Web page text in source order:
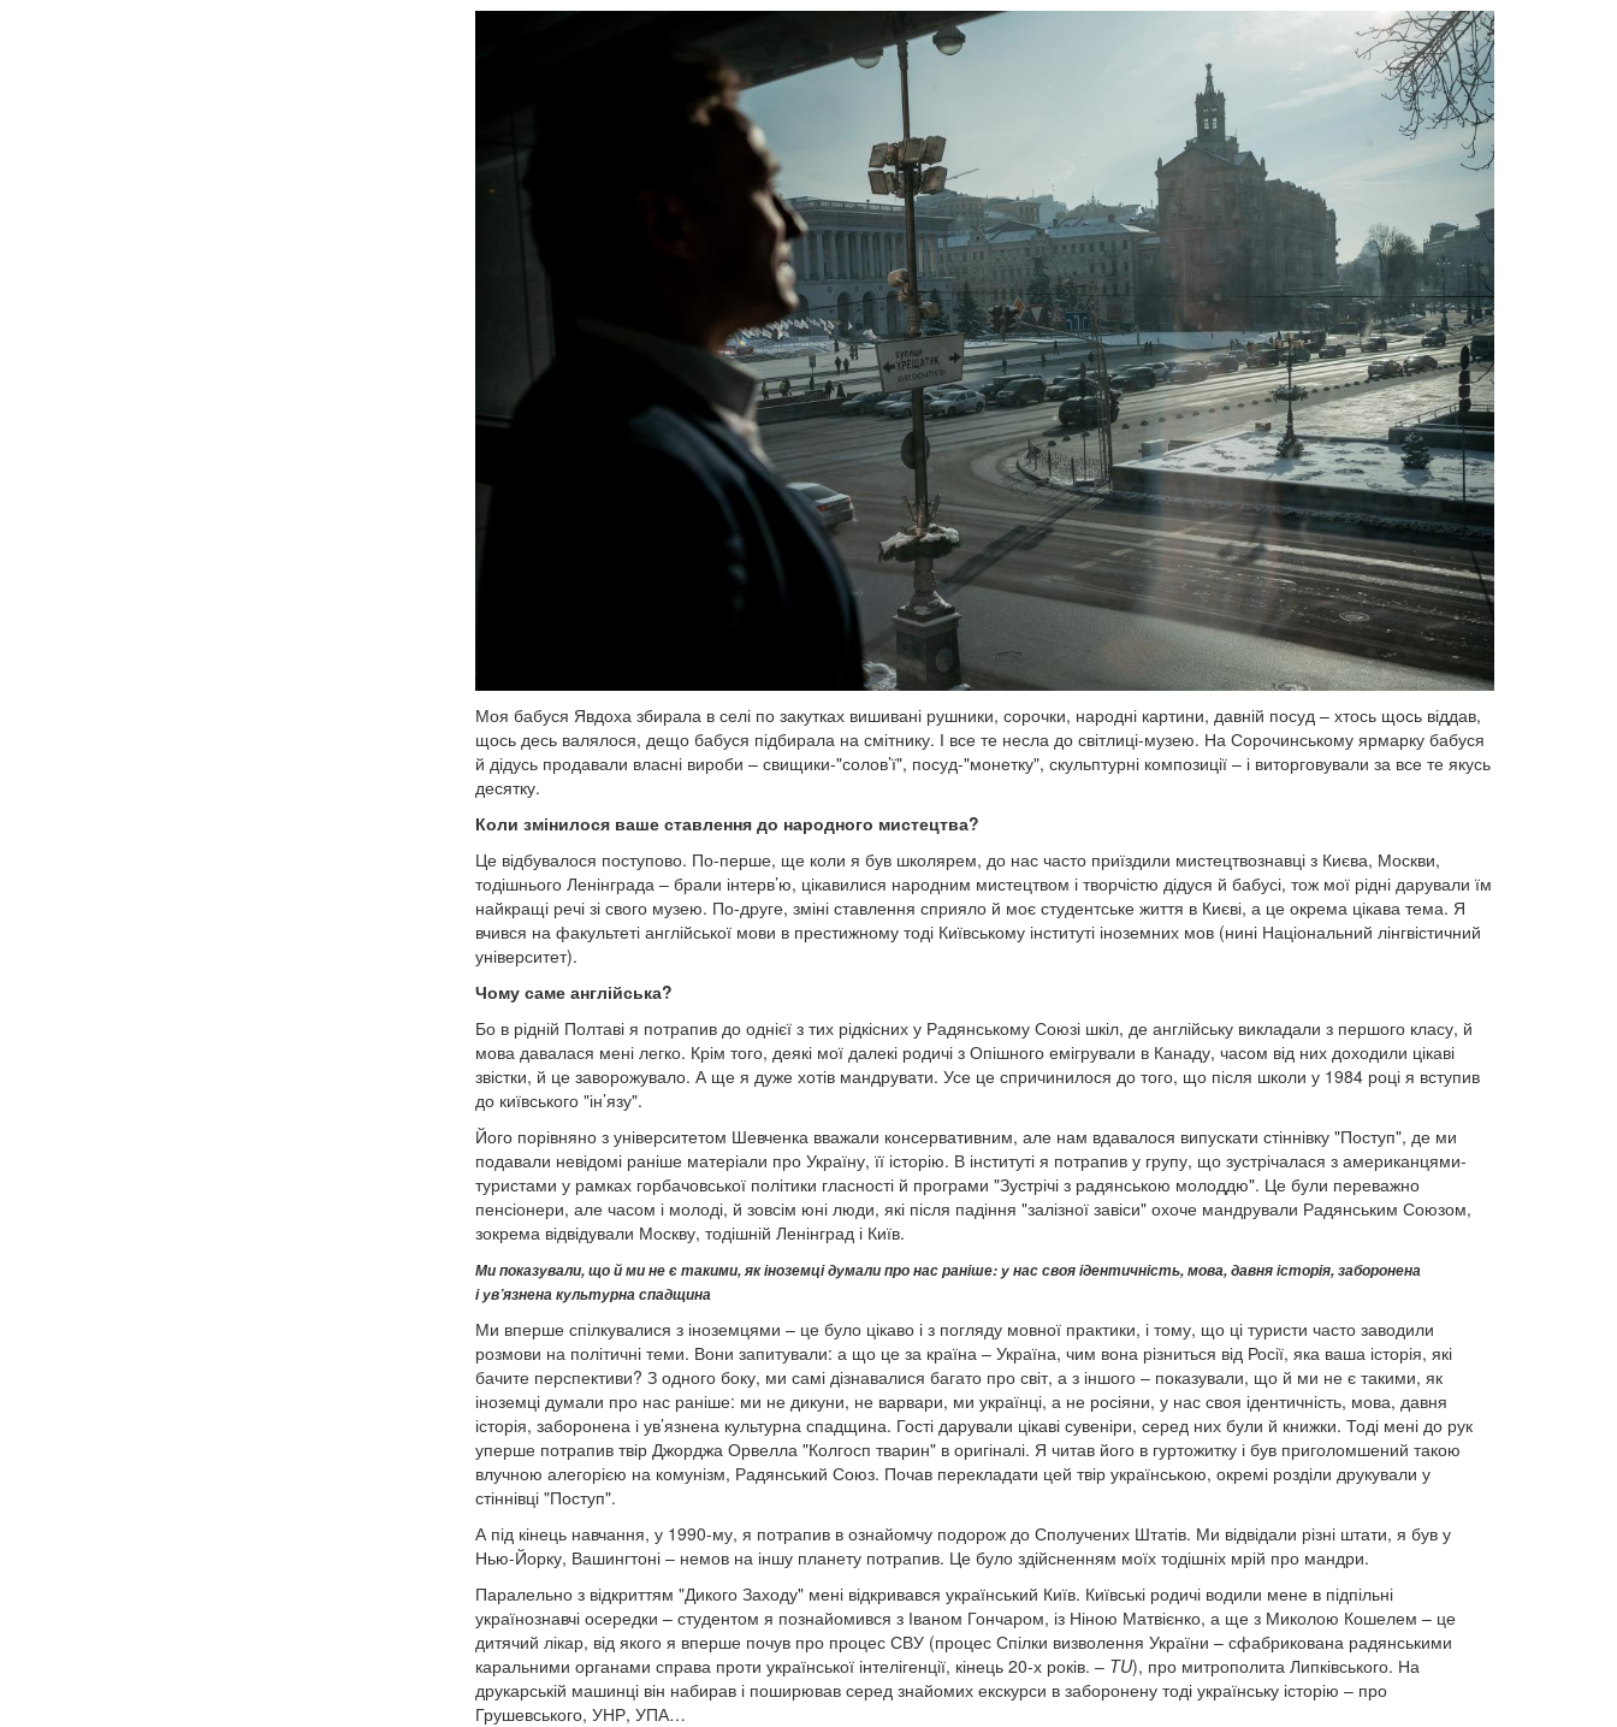
Моя бабуся Явдоха збирала в селі по закутках вишивані рушники, сорочки, народні картини, давній посуд – хтось щось віддав,
щось десь валялося, дещо бабуся підбирала на смітнику. І все те несла до світлиці-музею. На Сорочинському ярмарку бабуся
й дідусь продавали власні вироби – свищики-"солов’ї", посуд-"монетку", скульптурні композиції – і виторговували за все те якусь
десятку.
Коли змінилося ваше ставлення до народного мистецтва?
Це відбувалося поступово. По-перше, ще коли я був школярем, до нас часто приїздили мистецтвознавці з Києва, Москви,
тодішнього Ленінграда – брали інтерв’ю, цікавилися народним мистецтвом і творчістю дідуся й бабусі, тож мої рідні дарували їм
найкращі речі зі свого музею. По-друге, зміні ставлення сприяло й моє студентське життя в Києві, а це окрема цікава тема. Я
вчився на факультеті англійської мови в престижному тоді Київському інституті іноземних мов (нині Національний лінгвістичний
університет).
Чому саме англійська?
Бо в рідній Полтаві я потрапив до однієї з тих рідкісних у Радянському Союзі шкіл, де англійську викладали з першого класу, й
мова давалася мені легко. Крім того, деякі мої далекі родичі з Опішного емігрували в Канаду, часом від них доходили цікаві
звістки, й це заворожувало. А ще я дуже хотів мандрувати. Усе це спричинилося до того, що після школи у 1984 році я вступив
до київського "ін’язу".
Його порівняно з університетом Шевченка вважали консервативним, але нам вдавалося випускати стіннівку "Поступ", де ми
подавали невідомі раніше матеріали про Україну, її історію. В інституті я потрапив у групу, що зустрічалася з американцями-
туристами у рамках горбачовської політики гласності й програми "Зустрічі з радянською молоддю". Це були переважно
пенсіонери, але часом і молоді, й зовсім юні люди, які після падіння "залізної завіси" охоче мандрували Радянським Союзом,
зокрема відвідували Москву, тодішній Ленінград і Київ.
Ми показували, що й ми не є такими, як іноземці думали про нас раніше: у нас своя ідентичність, мова, давня історія, заборонена
і ув’язнена культурна спадщина
Ми вперше спілкувалися з іноземцями – це було цікаво і з погляду мовної практики, і тому, що ці туристи часто заводили
розмови на політичні теми. Вони запитували: а що це за країна – Україна, чим вона різниться від Росії, яка ваша історія, які
бачите перспективи? З одного боку, ми самі дізнавалися багато про світ, а з іншого – показували, що й ми не є такими, як
іноземці думали про нас раніше: ми не дикуни, не варвари, ми українці, а не росіяни, у нас своя ідентичність, мова, давня
історія, заборонена і ув’язнена культурна спадщина. Гості дарували цікаві сувеніри, серед них були й книжки. Тоді мені до рук
уперше потрапив твір Джорджа Орвелла "Колгосп тварин" в оригіналі. Я читав його в гуртожитку і був приголомшений такою
влучною алегорією на комунізм, Радянський Союз. Почав перекладати цей твір українською, окремі розділи друкували у
стіннівці "Поступ".
А під кінець навчання, у 1990-му, я потрапив в ознайомчу подорож до Сполучених Штатів. Ми відвідали різні штати, я був у
Нью-Йорку, Вашингтоні – немов на іншу планету потрапив. Це було здійсненням моїх тодішніх мрій про мандри.
Паралельно з відкриттям "Дикого Заходу" мені відкривався український Київ. Київські родичі водили мене в підпільні
українознавчі осередки – студентом я познайомився з Іваном Гончаром, із Ніною Матвієнко, а ще з Миколою Кошелем – це
дитячий лікар, від якого я вперше почув про процес СВУ (процес Спілки визволення України – сфабрикована радянськими
каральними органами справа проти української інтелігенції, кінець 20-х років. – TU), про митрополита Липківського. На
друкарській машинці він набирав і поширював серед знайомих екскурси в заборонену тоді українську історію – про
Грушевського, УНР, УПА…